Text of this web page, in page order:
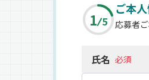
1 5
ご本
応募者
氏名 必須